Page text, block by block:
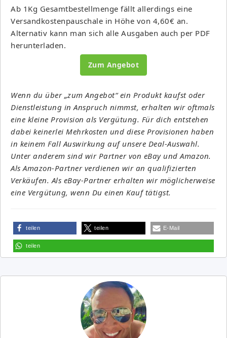
Ab 1Kg Gesamtbestellmenge fällt allerdings eine
Versandkostenpauschale in Höhe von 4,60€ an.
Alternativ kann man sich alle Ausgaben auch per PDF
herunterladen.
Zum Angebot
Wenn du über „zum Angebot“ ein Produkt kaufst oder
Dienstleistung in Anspruch nimmst, erhalten wir oftmals
eine kleine Provision als Vergütung. Für dich entstehen
dabei keinerlei Mehrkosten und diese Provisionen haben
in keinem Fall Auswirkung auf unsere Deal-Auswahl.
Unter anderem sind wir Partner von eBay und Amazon.
Als Amazon-Partner verdienen wir an qualifizierten
Verkäufen. Als eBay-Partner erhalten wir möglicherweise
eine Vergütung, wenn Du einen Kauf tätigst.
teilen teilen E-Mail
teilen